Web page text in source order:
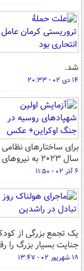
شد.
۱۴ دی ۰۲ - ۲۰:۳۳
برای ساختارهای
سال ۲۰۲۳ به نیروهای مسلح تحویل داده می‌شود.
۶ آذر ۰۲ - ۱۱:۵۰
یک تجمع بزرگی از
جنایت بسیار بزرگ را
۱۸ شهریور ۰۲ - ۱۳:۴۷